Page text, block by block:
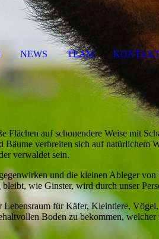
NEWS TEAM
Flächen auf schonendere Weise mit
verbreiten sich auf natürlichem
verwaldet sein.
und die kleinen Ableger
wie Ginster, wird durch unser
für Käfer, Kleintiere,
Boden zu bekommen,